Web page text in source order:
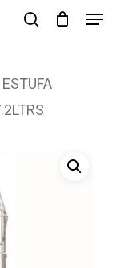
Menu
ESTUFA